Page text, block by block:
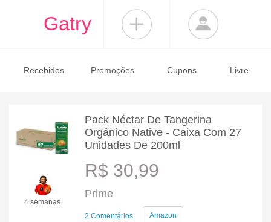
Gatry
Recebidos Promoções Cupons Livre
4 semanas
Pack Néctar De Tangerina
Orgânico Native - Caixa Com 27
Unidades De 200ml
R$ 30,99
Prime
2 Comentários Amazon